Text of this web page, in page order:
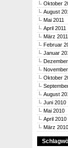
Oktober
August
Mai 2011
April 2011
März 2011
Februar
Januar
Oktober
August
Juni 2010
Mai 2010
April 2010
März 2010